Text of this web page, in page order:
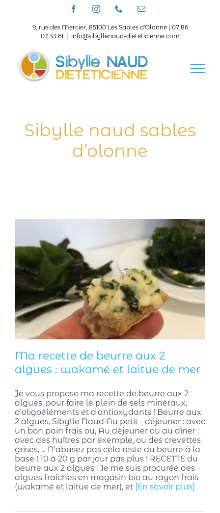
FacebookInstagramTéléphoneEmail
9, rue des Mercier, 85100 Les Sables d'Olonne | 07 86
07 33 61
info@sibyllenaud-dieteticienne.com
Sibylle naud sables
d’olonne
Ma recette de beurre aux 2
algues : wakamé et laitue de mer
Je vous propose ma recette de beurre aux 2
algues, pour faire le plein de sels minéraux,
d'oligoéléments et d'antioxydants ! Beurre aux
2 algues, Sibylle Naud Au petit - déjeuner : avec
un bon pain frais ou, Au déjeuner ou au dîner :
avec des huîtres par exemple, ou des crevettes
grises, ... N'abusez pas cela reste du beurre à la
base ! 10 à 20 g par jour pas plus ! RECETTE du
beurre aux 2 algues : Je me suis procurée des
algues fraîches en magasin bio au rayon frais
(wakamé et laitue de mer), et [En savoir plus]